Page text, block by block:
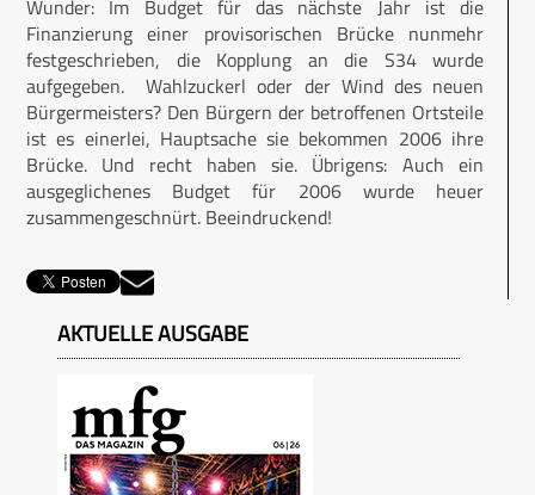
Wunder: Im Budget für das nächste Jahr ist die
Finanzierung einer provisorischen Brücke nunmehr
festgeschrieben, die Kopplung an die S34 wurde
aufgegeben. Wahlzuckerl oder der Wind des neuen
Bürgermeisters? Den Bürgern der betroffenen Ortsteile
ist es einerlei, Hauptsache sie bekommen 2006 ihre
Brücke. Und recht haben sie. Übrigens: Auch ein
ausgeglichenes Budget für 2006 wurde heuer
zusammengeschnürt. Beeindruckend!
AKTUELLE AUSGABE